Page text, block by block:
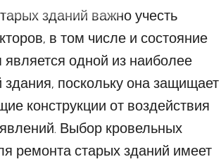
зданий важно учесть
в том числе и состояние
одной из наиболее
здания, поскольку она защищает
конструкции от воздействия
Выбор кровельных
ремонта старых зданий имеет